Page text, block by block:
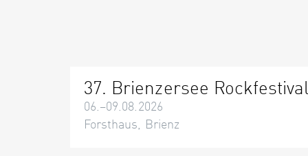
37. Brienzersee Rockfestival
06.–09.08.2026
Forsthaus, Brienz